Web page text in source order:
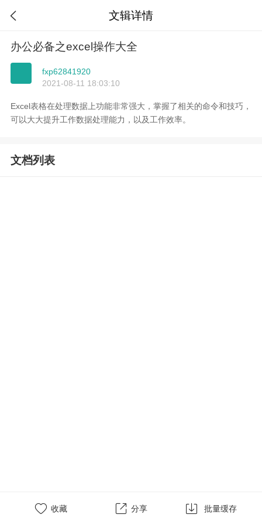
 文辑详情
办公必备之excel操作大全
fxp62841920
2021-08-11 18:03:10
Excel表格在处理数据上功能非常强大，掌握了相关的命令和技巧，
可以大大提升工作数据处理能力，以及工作效率。
文档列表
 收藏  分享  批量缓存